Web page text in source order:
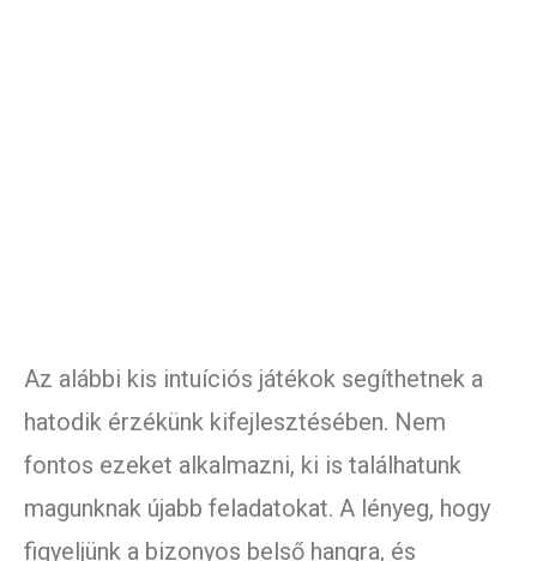
Az alábbi kis intuíciós játékok segíthetnek a
hatodik érzékünk kifejlesztésében. Nem
fontos ezeket alkalmazni, ki is találhatunk
magunknak újabb feladatokat. A lényeg, hogy
figyeljünk a bizonyos belső hangra, és